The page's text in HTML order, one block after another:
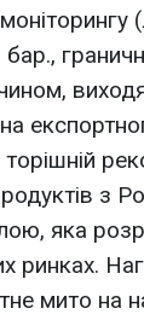
з
яка
ринках.
мито на